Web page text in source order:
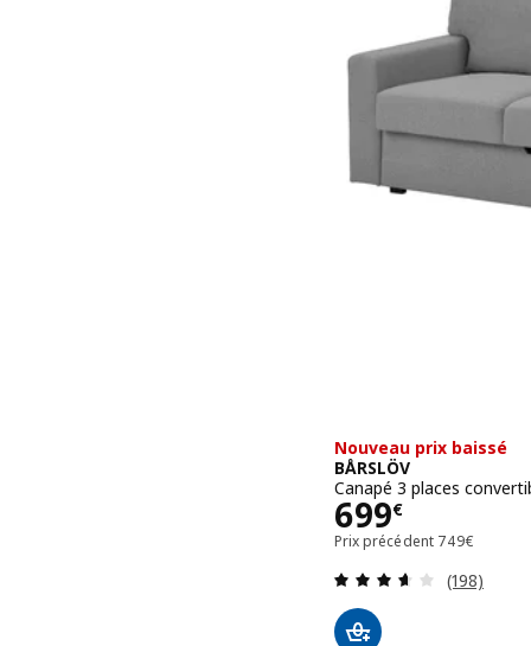
Nouveau prix baissé
BÅRSLÖV
Canapé 3 places
699€
Prix 699€
Prix précédent 749€
Prix
(198)